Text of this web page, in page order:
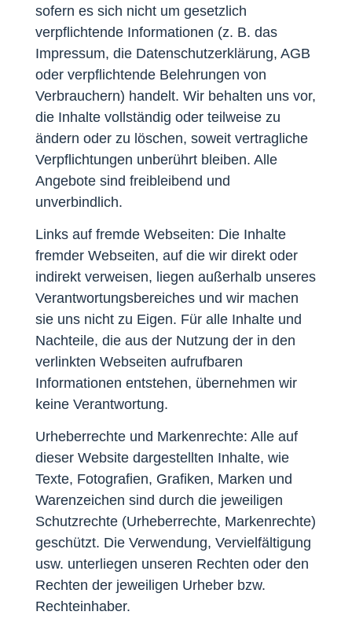
sofern es sich nicht um gesetzlich
verpflichtende Informationen (z. B. das
Impressum, die Datenschutzerklärung, AGB
oder verpflichtende Belehrungen von
Verbrauchern) handelt. Wir behalten uns vor,
die Inhalte vollständig oder teilweise zu
ändern oder zu löschen, soweit vertragliche
Verpflichtungen unberührt bleiben. Alle
Angebote sind freibleibend und
unverbindlich.
Links auf fremde Webseiten: Die Inhalte
fremder Webseiten, auf die wir direkt oder
indirekt verweisen, liegen außerhalb unseres
Verantwortungsbereiches und wir machen
sie uns nicht zu Eigen. Für alle Inhalte und
Nachteile, die aus der Nutzung der in den
verlinkten Webseiten aufrufbaren
Informationen entstehen, übernehmen wir
keine Verantwortung.
Urheberrechte und Markenrechte: Alle auf
dieser Website dargestellten Inhalte, wie
Texte, Fotografien, Grafiken, Marken und
Warenzeichen sind durch die jeweiligen
Schutzrechte (Urheberrechte, Markenrechte)
geschützt. Die Verwendung, Vervielfältigung
usw. unterliegen unseren Rechten oder den
Rechten der jeweiligen Urheber bzw.
Rechteinhaber.